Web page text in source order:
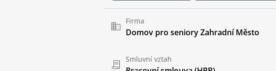
Firma
Domov pro seniory Zahradní Město
Smluvní vztah